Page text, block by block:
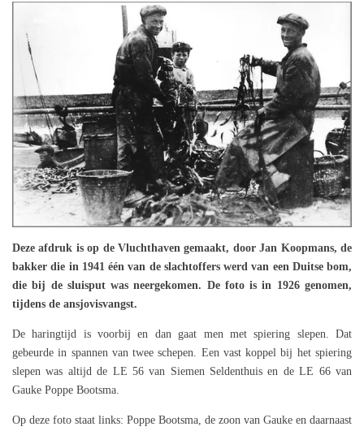
Deze afdruk is op de Vluchthaven gemaakt, door Jan Koopmans, de
bakker die in 1941 één van de slachtoffers werd van een Duitse bom,
die bij de sluisput was neergekomen. De foto is in 1926 genomen,
tijdens de ansjovisvangst.
De haringtijd is voorbij en dan gaat men met spiering slepen. Dat
gebeurde in spannen van twee schepen. Een vast koppel bij het spiering
slepen was altijd de LE 56 van Siemen Seldenthuis en de LE 66 van
Gauke Poppe Bootsma.
Op deze foto staat links: Poppe Bootsma, de zoon van Gauke en daarnaast